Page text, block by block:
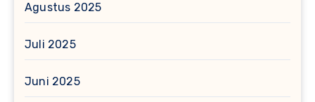
Agustus 2025
Juli 2025
Juni 2025